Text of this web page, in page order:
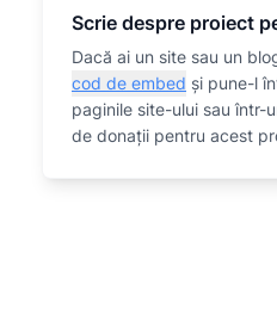
Scrie despre proiect
Dacă ai un site sau un
cod de embed și pune-l
paginile site-ului sau într-
de donații pentru acest